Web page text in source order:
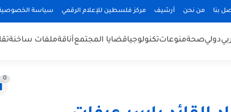
بنا من نحن أرشيف مركز فلسطين للإعلام الرقمي سياسة
دوليصحةمنوعاتتكنولوجياقضايا المجتمعأناقةملفات ساخنة
0